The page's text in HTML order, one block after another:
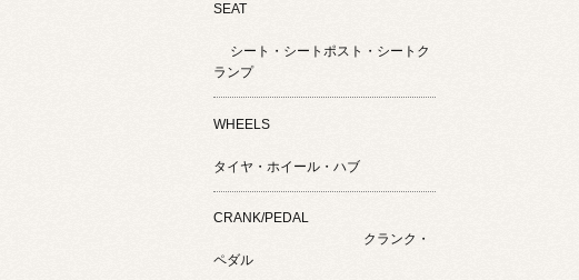
SEAT
シート・シートポスト・シートク
ランプ
WHEELS
タイヤ・ホイール・ハブ
CRANK/PEDAL
クランク・
ペダル